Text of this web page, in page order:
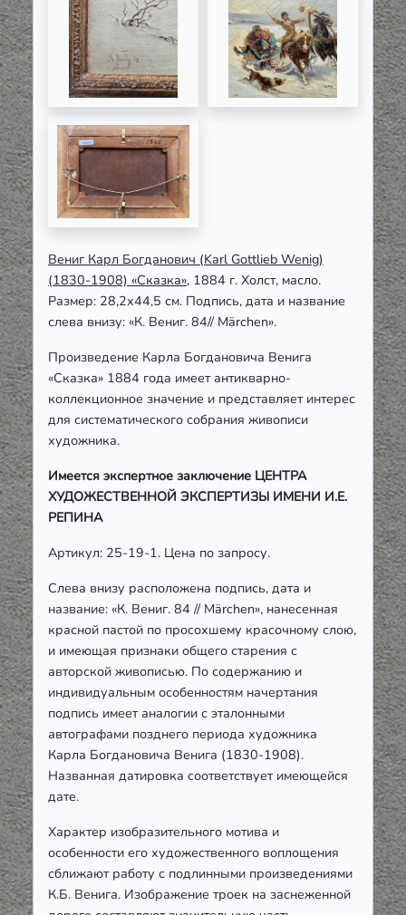
Вениг Карл Богданович (Karl Gottlieb Wenig)
(1830-1908) «Сказка», 1884 г. Холст, масло.
Размер: 28,2х44,5 см. Подпись, дата и название
слева внизу: «К. Вениг. 84// Märchen».
Произведение Карла Богдановича Венига
«Сказка» 1884 года имеет антикварно-
коллекционное значение и представляет интерес
для систематического собрания живописи
художника.
Имеется экспертное заключение ЦЕНТРА
ХУДОЖЕСТВЕННОЙ ЭКСПЕРТИЗЫ ИМЕНИ И.Е.
РЕПИНА
Артикул: 25-19-1. Цена по запросу.
Слева внизу расположена подпись, дата и
название: «К. Вениг. 84 // Märchen», нанесенная
красной пастой по просохшему красочному слою,
и имеющая признаки общего старения с
авторской живописью. По содержанию и
индивидуальным особенностям начертания
подпись имеет аналогии с эталонными
автографами позднего периода художника
Карла Богдановича Венига (1830-1908).
Названная датировка соответствует имеющейся
дате.
Характер изобразительного мотива и
особенности его художественного воплощения
сближают работу с подлинными произведениями
К.Б. Венига. Изображение троек на заснеженной